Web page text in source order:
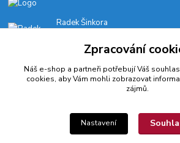
Radek Šinkora
E-SHOP: Po-Pá, 8-17 hod.
cyklobikesport@seznam.cz
Zpracování
Náš e-shop a partneři potřebují Váš souhlas
cookies, aby Vám mohli zobrazovat
zájmů.
Nastavení